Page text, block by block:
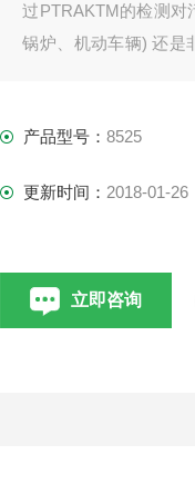
过PTRAKTM的检测对
锅炉、机动车辆) 还是
具有污染问题的办公
题。
产品型号：8525
更新时间： 2018-01-26
立即咨询